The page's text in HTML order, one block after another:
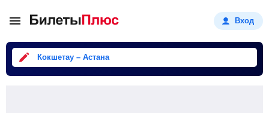
Вход
Кокшетау – Астана